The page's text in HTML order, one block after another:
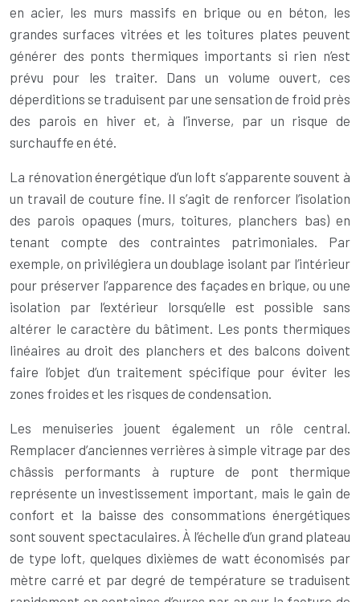
en acier, les murs massifs en brique ou en béton, les
grandes surfaces vitrées et les toitures plates peuvent
générer des ponts thermiques importants si rien n’est
prévu pour les traiter. Dans un volume ouvert, ces
déperditions se traduisent par une sensation de froid près
des parois en hiver et, à l’inverse, par un risque de
surchauffe en été.
La rénovation énergétique d’un loft s’apparente souvent à
un travail de couture fine. Il s’agit de renforcer l’isolation
des parois opaques (murs, toitures, planchers bas) en
tenant compte des contraintes patrimoniales. Par
exemple, on privilégiera un doublage isolant par l’intérieur
pour préserver l’apparence des façades en brique, ou une
isolation par l’extérieur lorsqu’elle est possible sans
altérer le caractère du bâtiment. Les ponts thermiques
linéaires au droit des planchers et des balcons doivent
faire l’objet d’un traitement spécifique pour éviter les
zones froides et les risques de condensation.
Les menuiseries jouent également un rôle central.
Remplacer d’anciennes verrières à simple vitrage par des
châssis performants à rupture de pont thermique
représente un investissement important, mais le gain de
confort et la baisse des consommations énergétiques
sont souvent spectaculaires. À l’échelle d’un grand plateau
de type loft, quelques dixièmes de watt économisés par
mètre carré et par degré de température se traduisent